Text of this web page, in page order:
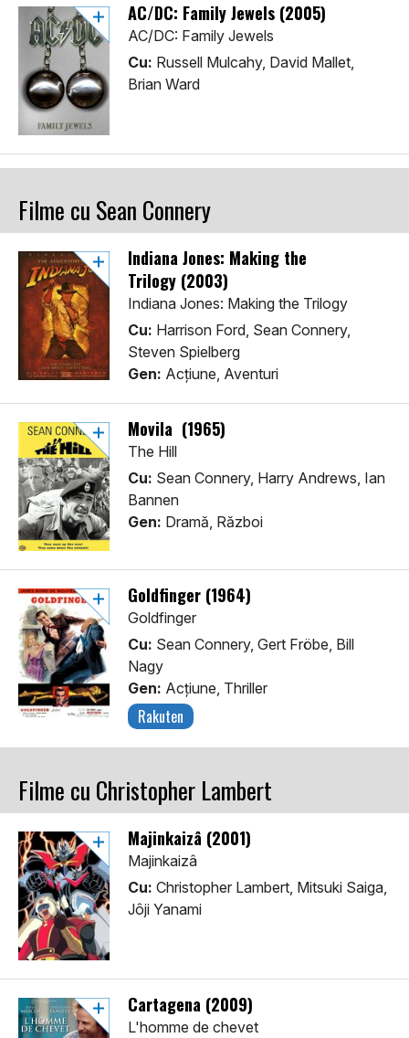
AC/DC: Family Jewels (2005)
AC/DC: Family Jewels
Cu: Russell Mulcahy, David Mallet,
Brian Ward
Filme cu Sean Connery
Indiana Jones: Making the
Trilogy (2003)
Indiana Jones: Making the Trilogy
Cu: Harrison Ford, Sean Connery,
Steven Spielberg
Gen: Acţiune, Aventuri
Movila (1965)
The Hill
Cu: Sean Connery, Harry Andrews, Ian
Bannen
Gen: Dramă, Război
Goldfinger (1964)
Goldfinger
Cu: Sean Connery, Gert Fröbe, Bill
Nagy
Gen: Acţiune, Thriller
Rakuten
Filme cu Christopher Lambert
Majinkaizâ (2001)
Majinkaizâ
Cu: Christopher Lambert, Mitsuki Saiga,
Jôji Yanami
Cartagena (2009)
L'homme de chevet